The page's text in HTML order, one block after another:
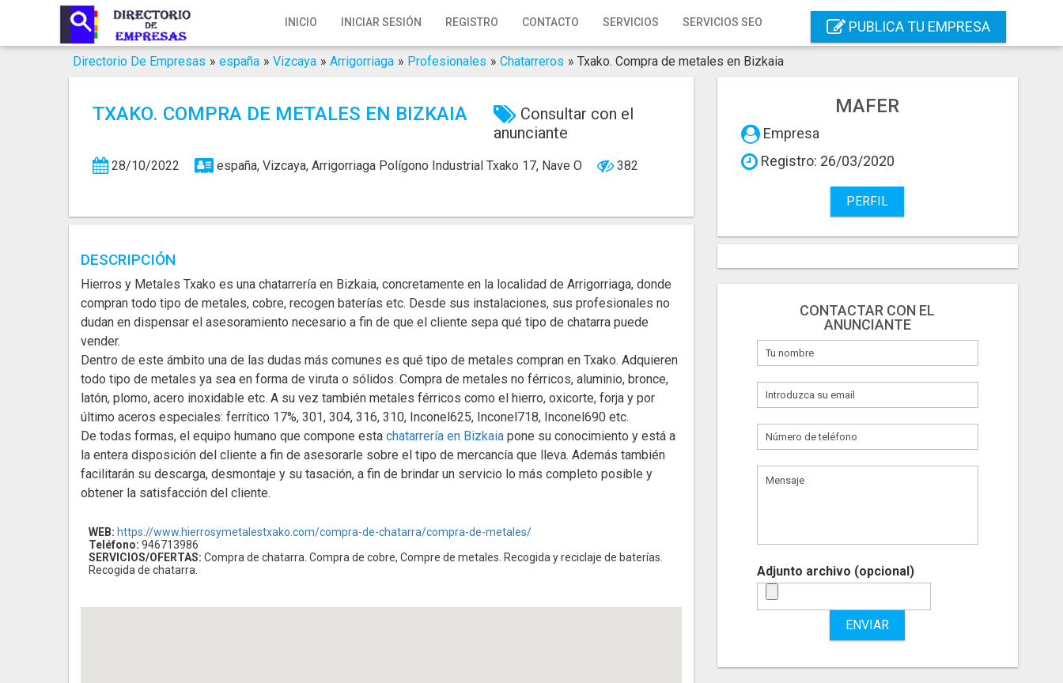
INICIO INICIAR SESIÓN REGISTRO CONTACTO SERVICIOS SERVICIOS SEO PUBLICA TU EMPRESA
Inicio
Iniciar Sesión
Servicios Online
Directorio De Empresas » españa » Vizcaya » Arrigorriaga » Profesionales » Chatarreros » Txako. Compra de metales en Bizkaia
TXAKO. COMPRA DE METALES EN BIZKAIA
Consultar con el
anunciante
28/10/2022 españa, Vizcaya, Arrigorriaga Polígono Industrial Txako 17, Nave O 382
DESCRIPCIÓN
Hierros y Metales Txako es una chatarrería en Bizkaia, concretamente en la localidad de Arrigorriaga, donde
compran todo tipo de metales, cobre, recogen baterías etc. Desde sus instalaciones, sus profesionales no
dudan en dispensar el asesoramiento necesario a fin de que el cliente sepa qué tipo de chatarra puede
vender.
Dentro de este ámbito una de las dudas más comunes es qué tipo de metales compran en Txako. Adquieren
todo tipo de metales ya sea en forma de viruta o sólidos. Compra de metales no férricos, aluminio, bronce,
latón, plomo, acero inoxidable etc. A su vez también metales férricos como el hierro, oxicorte, forja y por
último aceros especiales: ferrítico 17%, 301, 304, 316, 310, Inconel625, Inconel718, Inconel690 etc.
De todas formas, el equipo humano que compone esta chatarrería en Bizkaia pone su conocimiento y está a
la entera disposición del cliente a fin de asesorarle sobre el tipo de mercancía que lleva. Además también
facilitarán su descarga, desmontaje y su tasación, a fin de brindar un servicio lo más completo posible y
obtener la satisfacción del cliente.
WEB: https://www.hierrosymetalestxako.com/compra-de-chatarra/compra-de-metales/
Teléfono: 946713986
SERVICIOS/OFERTAS: Compra de chatarra. Compra de cobre, Compre de metales. Recogida y reciclaje de baterías.
Recogida de chatarra.
MAFER
Empresa
Registro: 26/03/2020
PERFIL
CONTACTAR CON EL
ANUNCIANTE
Adjunto archivo (opcional)
ENVIAR